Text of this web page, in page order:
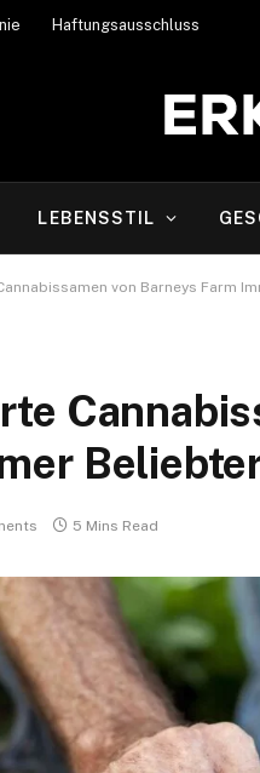
Haftungsausschluss
LEBENSSTIL
von Barneys Farm
5 Mins Read